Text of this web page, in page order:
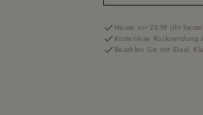
Heute vor 23:59 Uhr
Kostenlose Rücksendung
Bezahlen Sie mit iDeal,